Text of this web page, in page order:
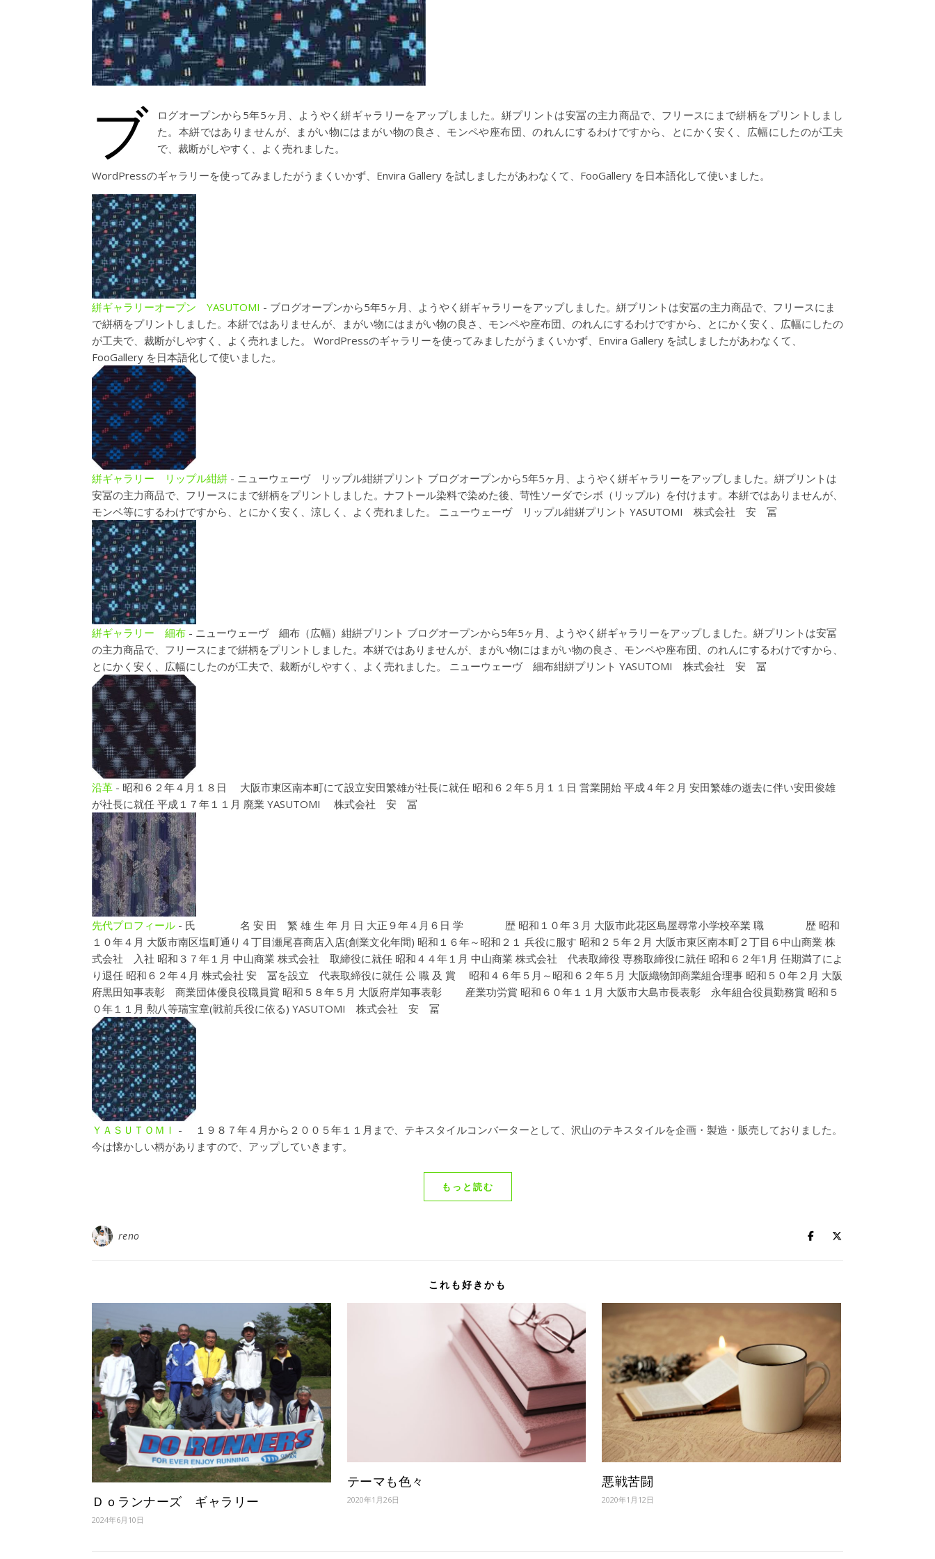
ブ
ログオープンから5年5ヶ月、ようやく絣ギャラリーをアップしました。絣プリントは安冨の主力商品で、フリースにまで絣柄をプリントしまし
た。本絣ではありませんが、まがい物にはまがい物の良さ、モンペや座布団、のれんにするわけですから、とにかく安く、広幅にしたのが工夫
で、裁断がしやすく、よく売れました。
WordPressのギャラリーを使ってみましたがうまくいかず、Envira Gallery を試しましたがあわなくて、FooGallery を日本語化して使いました。
絣ギャラリーオープン YASUTOMI - ブログオープンから5年5ヶ月、ようやく絣ギャラリーをアップしました。絣プリントは安冨の主力商品で、フリースにま
で絣柄をプリントしました。本絣ではありませんが、まがい物にはまがい物の良さ、モンペや座布団、のれんにするわけですから、とにかく安く、広幅にしたの
が工夫で、裁断がしやすく、よく売れました。 WordPressのギャラリーを使ってみましたがうまくいかず、Envira Gallery を試しましたがあわなくて、
FooGallery を日本語化して使いました。
絣ギャラリー リップル紺絣 - ニューウェーヴ リップル紺絣プリント ブログオープンから5年5ヶ月、ようやく絣ギャラリーをアップしました。絣プリントは
安冨の主力商品で、フリースにまで絣柄をプリントしました。ナフトール染料で染めた後、苛性ソーダでシボ（リップル）を付けます。本絣ではありませんが、
モンペ等にするわけですから、とにかく安く、涼しく、よく売れました。 ニューウェーヴ リップル紺絣プリント YASUTOMI 株式会社 安 冨
絣ギャラリー 細布 - ニューウェーヴ 細布（広幅）紺絣プリント ブログオープンから5年5ヶ月、ようやく絣ギャラリーをアップしました。絣プリントは安冨
の主力商品で、フリースにまで絣柄をプリントしました。本絣ではありませんが、まがい物にはまがい物の良さ、モンペや座布団、のれんにするわけですから、
とにかく安く、広幅にしたのが工夫で、裁断がしやすく、よく売れました。 ニューウェーヴ 細布紺絣プリント YASUTOMI 株式会社 安 冨
沿革 - 昭和６２年４月１８日 大阪市東区南本町にて設立安田繁雄が社長に就任 昭和６２年５月１１日 営業開始 平成４年２月 安田繁雄の逝去に伴い安田俊雄
が社長に就任 平成１７年１１月 廃業 YASUTOMI 株式会社 安 冨
先代プロフィール - 氏 名 安 田 繁 雄 生 年 月 日 大正９年４月６日 学 歴 昭和１０年３月 大阪市此花区島屋尋常小学校卒業 職 歴 昭和
１０年４月 大阪市南区塩町通り４丁目瀬尾喜商店入店(創業文化年間) 昭和１６年～昭和２１ 兵役に服す 昭和２５年２月 大阪市東区南本町２丁目６中山商業 株
式会社 入社 昭和３７年１月 中山商業 株式会社 取締役に就任 昭和４４年１月 中山商業 株式会社 代表取締役 専務取締役に就任 昭和６２年1月 任期満了によ
り退任 昭和６２年４月 株式会社 安 冨を設立 代表取締役に就任 公 職 及 賞 昭和４６年５月～昭和６２年５月 大阪織物卸商業組合理事 昭和５０年２月 大阪
府黒田知事表彰 商業団体優良役職員賞 昭和５８年５月 大阪府岸知事表彰 産業功労賞 昭和６０年１１月 大阪市大島市長表彰 永年組合役員勤務賞 昭和５
０年１１月 勲八等瑞宝章(戦前兵役に依る) YASUTOMI 株式会社 安 冨
ＹＡＳＵＴＯＭＩ -
１９８７年４月から２００５年１１月まで、テキスタイルコンバーターとして、沢山のテキスタイルを企画・製造・販売しておりました。
今は懐かしい柄がありますので、アップしていきます。
もっと読む
reno
これも好きかも
Ｄｏランナーズ ギャラリー
2024年6月10日
テーマも色々
2020年1月26日
悪戦苦闘
2020年1月12日